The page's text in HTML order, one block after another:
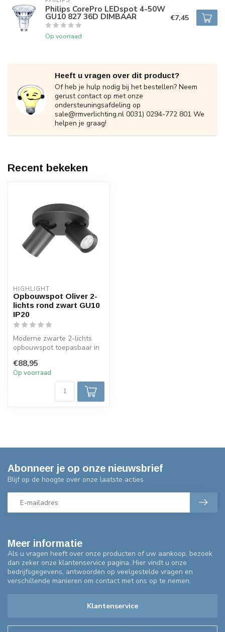
Philips CorePro LEDspot 4-50W
GU10 827 36D DIMBAAR
Op voorraad
€7,45
Heeft u vragen over dit product?
Of heb je hulp nodig bij het bestellen? Neem
gerust contact op met onze
ondersteuningsafdeling op
sale@rmverlichting.nl 0031) 0294-772 801 We
helpen je graag!
Recent bekeken
HIGHLIGHT
Opbouwspot Oliver 2-
lichts rond zwart GU10
IP20
Moderne zwarte 2-lichts
opbouwspot toepasbaar in
stijlen...
€88,95
Op voorraad
Meer informatie
Als u vragen heeft over onze producten of uw aankoop, bezoek
dan zeker onze klantenservice pagina. Hier vindt u onze
bedrijfsgegevens, antwoorden op veelgestelde vragen en
verschillende manieren om contact met ons op te nemen.
Klantenservice
Abonneer je op onze nieuwsbrief
Blijf op de hoogte over onze laatste acties